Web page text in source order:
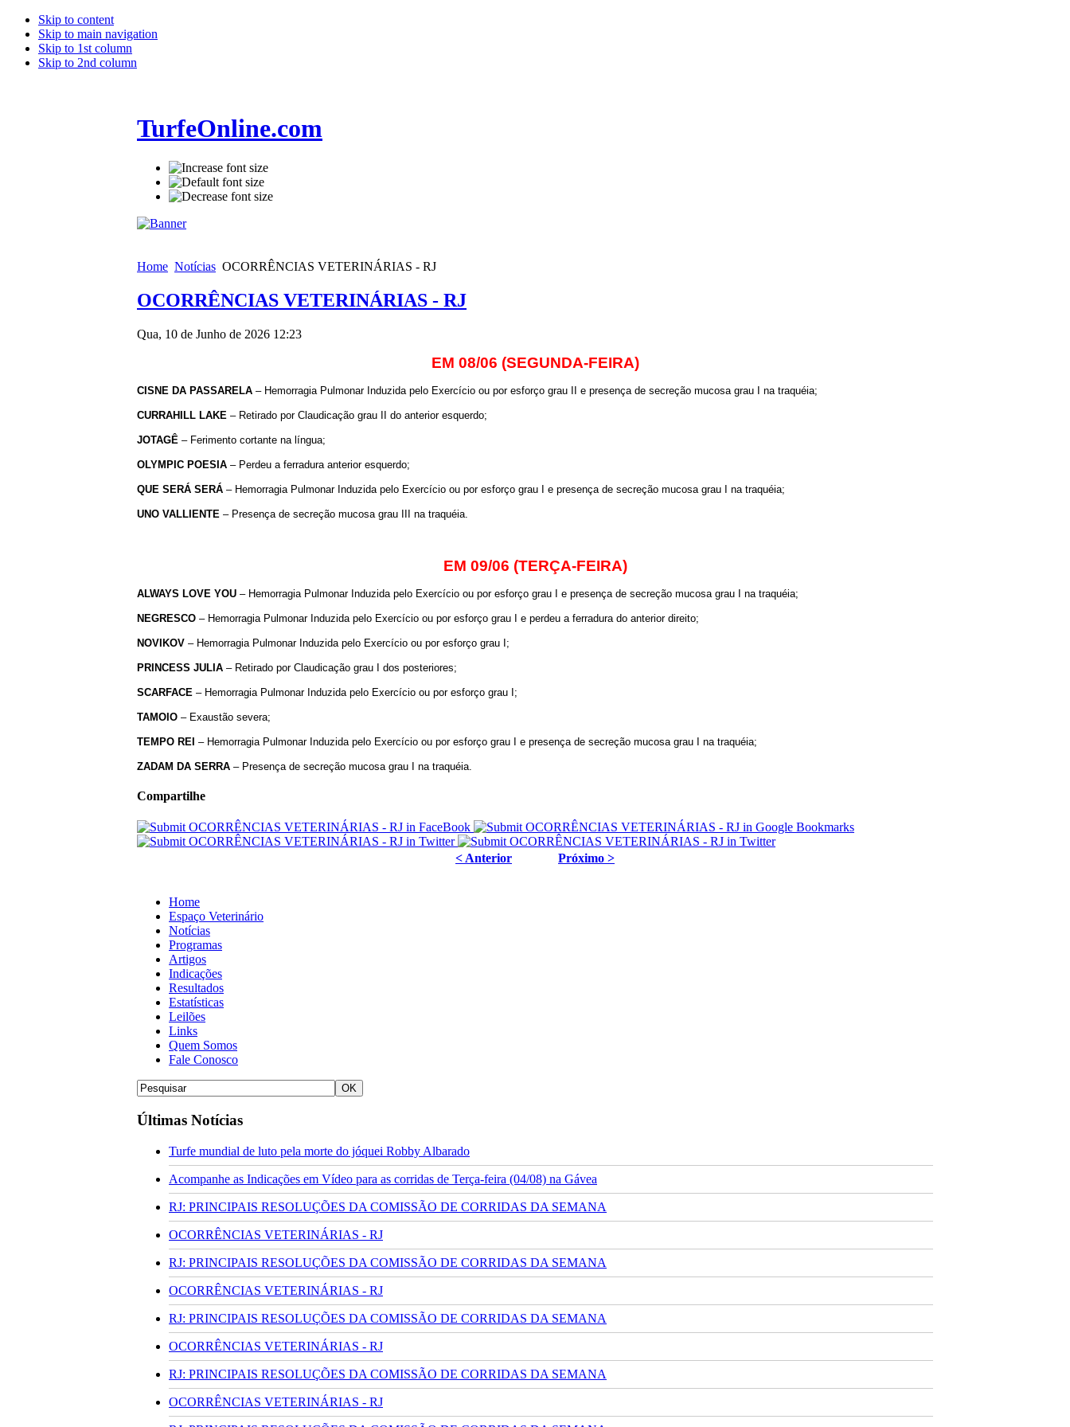
Skip to content
Skip to main navigation
Skip to 1st column
Skip to 2nd column
TurfeOnline.com
Home Notícias OCORRÊNCIAS VETERINÁRIAS - RJ
OCORRÊNCIAS VETERINÁRIAS - RJ
Qua, 10 de Junho de 2026 12:23
EM 08/06 (SEGUNDA-FEIRA)
CISNE DA PASSARELA – Hemorragia Pulmonar Induzida pelo Exercício ou por esforço grau II e presença de secreção mucosa grau I na traquéia;
CURRAHILL LAKE – Retirado por Claudicação grau II do anterior esquerdo;
JOTAGÊ – Ferimento cortante na língua;
OLYMPIC POESIA – Perdeu a ferradura anterior esquerdo;
QUE SERÁ SERÁ – Hemorragia Pulmonar Induzida pelo Exercício ou por esforço grau I e presença de secreção mucosa grau I na traquéia;
UNO VALLIENTE – Presença de secreção mucosa grau III na traquéia.
EM 09/06 (TERÇA-FEIRA)
ALWAYS LOVE YOU – Hemorragia Pulmonar Induzida pelo Exercício ou por esforço grau I e presença de secreção mucosa grau I na traquéia;
NEGRESCO – Hemorragia Pulmonar Induzida pelo Exercício ou por esforço grau I e perdeu a ferradura do anterior direito;
NOVIKOV – Hemorragia Pulmonar Induzida pelo Exercício ou por esforço grau I;
PRINCESS JULIA – Retirado por Claudicação grau I dos posteriores;
SCARFACE – Hemorragia Pulmonar Induzida pelo Exercício ou por esforço grau I;
TAMOIO – Exaustão severa;
TEMPO REI – Hemorragia Pulmonar Induzida pelo Exercício ou por esforço grau I e presença de secreção mucosa grau I na traquéia;
ZADAM DA SERRA – Presença de secreção mucosa grau I na traquéia.
Compartilhe
< Anterior Próximo >
Home
Espaço Veterinário
Notícias
Programas
Artigos
Indicações
Resultados
Estatísticas
Leilões
Links
Quem Somos
Fale Conosco
Últimas Notícias
Turfe mundial de luto pela morte do jóquei Robby Albarado
Acompanhe as Indicações em Vídeo para as corridas de Terça-feira (04/08) na Gávea
RJ: PRINCIPAIS RESOLUÇÕES DA COMISSÃO DE CORRIDAS DA SEMANA
OCORRÊNCIAS VETERINÁRIAS - RJ
RJ: PRINCIPAIS RESOLUÇÕES DA COMISSÃO DE CORRIDAS DA SEMANA
OCORRÊNCIAS VETERINÁRIAS - RJ
RJ: PRINCIPAIS RESOLUÇÕES DA COMISSÃO DE CORRIDAS DA SEMANA
OCORRÊNCIAS VETERINÁRIAS - RJ
RJ: PRINCIPAIS RESOLUÇÕES DA COMISSÃO DE CORRIDAS DA SEMANA
OCORRÊNCIAS VETERINÁRIAS - RJ